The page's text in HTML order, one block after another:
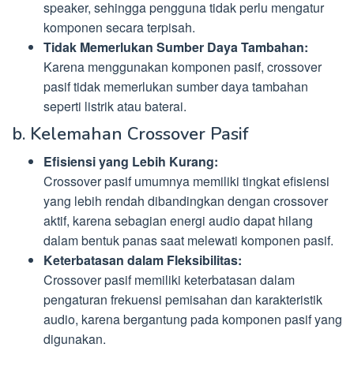
speaker, sehingga pengguna tidak perlu mengatur
komponen secara terpisah.
Tidak Memerlukan Sumber Daya Tambahan:
Karena menggunakan komponen pasif, crossover
pasif tidak memerlukan sumber daya tambahan
seperti listrik atau baterai.
b. Kelemahan Crossover Pasif
Efisiensi yang Lebih Kurang:
Crossover pasif umumnya memiliki tingkat efisiensi
yang lebih rendah dibandingkan dengan crossover
aktif, karena sebagian energi audio dapat hilang
dalam bentuk panas saat melewati komponen pasif.
Keterbatasan dalam Fleksibilitas:
Crossover pasif memiliki keterbatasan dalam
pengaturan frekuensi pemisahan dan karakteristik
audio, karena bergantung pada komponen pasif yang
digunakan.